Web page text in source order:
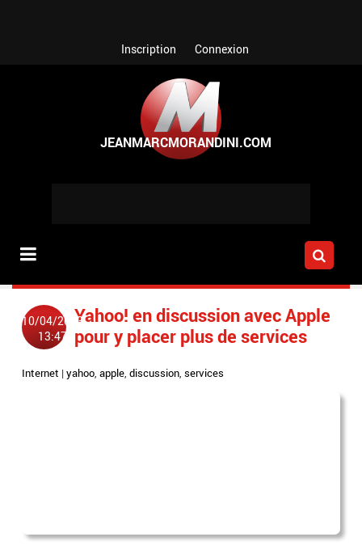
Inscription Connexion
10/04/2013
13:47
Yahoo! en discussion avec Apple
pour y placer plus de services
Internet |yahoo,apple,discussion,services